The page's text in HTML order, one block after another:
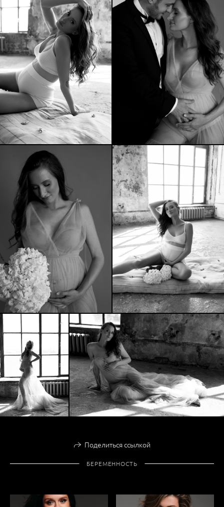
Поделиться ссылкой
БЕРЕМЕННОСТЬ